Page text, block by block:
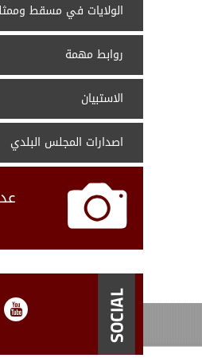
الاتصال بنا
البلدي
الولايات في مسقط
روابط مهمة
الاستبيان
اصدارات المجلس البلدي